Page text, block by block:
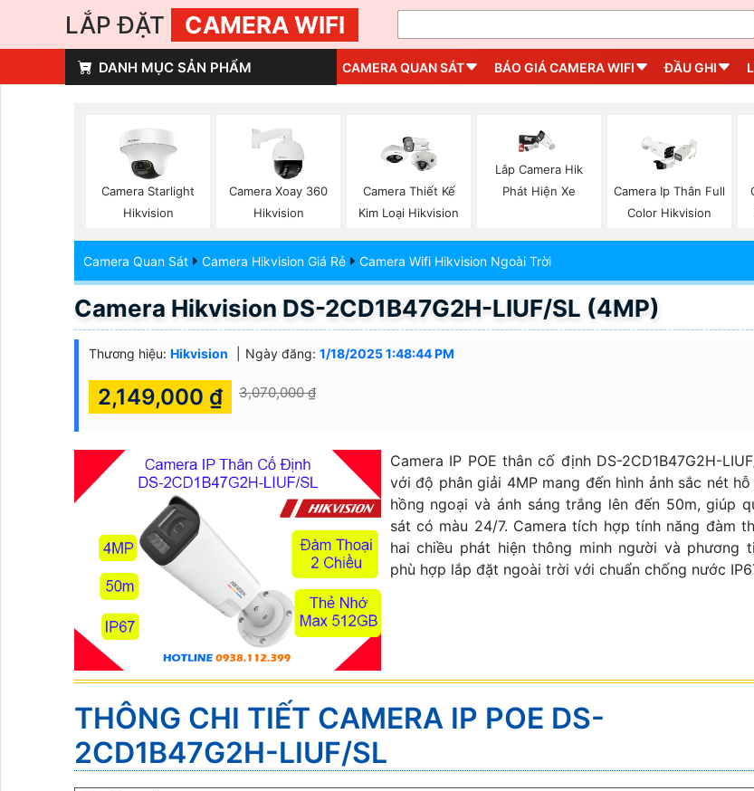
LẮP ĐẶT CAMERA WIFI
DANH MỤC SẢN PHẨM CAMERA QUAN SÁT BÁO GIÁ CAMERA WIFI ĐẦU GHI
Camera Starlight
Hikvision
Camera Xoay 360
Hikvision
Camera Thiết Kế
Kim Loại Hikvision
Lắp Camera Hik
Phát Hiện Xe
Camera Ip Thân Full
Color Hikvision
Camera Quan Sát Camera Hikvision Giá Rẻ Camera Wifi Hikvision Ngoài Trời
Camera Hikvision DS-2CD1B47G2H-LIUF/SL (4MP)
Thương hiệu: Hikvision Ngày đăng: 1/18/2025 1:48:44 PM
2,149,000 ₫ 3,070,000 ₫
Camera IP POE thân cố định DS-2CD1B47G2H-
với độ phân giải 4MP mang đến hình ảnh sắc nét
hồng ngoại và ánh sáng trắng lên đến 50m, giúp
sát có màu 24/7. Camera tích hợp tính năng đàm
hai chiều phát hiện thông minh người và phương
phù hợp lắp đặt ngoài trời với chuẩn chống nước
THÔNG CHI TIẾT CAMERA IP POE DS-
2CD1B47G2H-LIUF/SL